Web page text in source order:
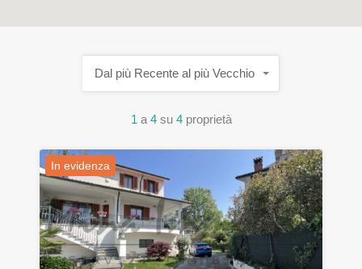
1 a 4 su 4 proprietà
Dal più Recente al più Vecchio
In evidenza